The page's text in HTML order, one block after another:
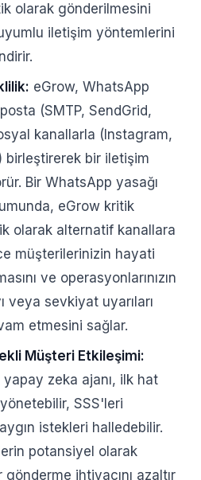
olarak gönderilmesini
iletişim yöntemlerini
eGrow, WhatsApp
(SMTP, SendGrid,
kanallarla (Instagram,
birleştirerek bir iletişim
Bir WhatsApp yasağı
eGrow kritik
olarak alternatif kanallara
müşterilerinizin hayati
ve operasyonlarınızın
veya sevkiyat uyarıları
etmesini sağlar.
Müşteri Etkileşimi:
yapay zeka ajanı, ilk hat
SSS'leri
istekleri halledebilir.
potansiyel olarak
ihtiyacını azaltır